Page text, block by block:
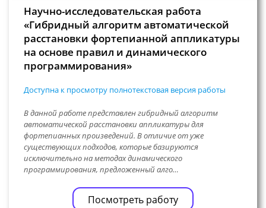
Научно-исследовательская работа
«Гибридный алгоритм автоматической
расстановки фортепианной аппликатуры
на основе правил и динамического
программирования»
Доступна к просмотру полнотекстовая версия работы
В данной работе представлен гибридный алгоритм
автоматической расстановки аппликатуры для
фортепианных произведений. В отличие от уже
существующих подходов, которые базируются
исключительно на методах динамического
программирования, предложенный алго…
Посмотреть работу